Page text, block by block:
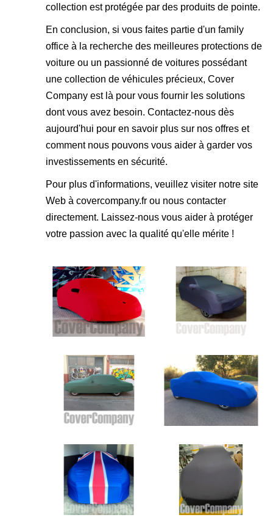
collection est protégée par des produits de pointe.
En conclusion, si vous faites partie d'un family
office à la recherche des meilleures protections de
voiture ou un passionné de voitures possédant
une collection de véhicules précieux, Cover
Company est là pour vous fournir les solutions
dont vous avez besoin. Contactez-nous dès
aujourd'hui pour en savoir plus sur nos offres et
comment nous pouvons vous aider à garder vos
investissements en sécurité.
Pour plus d'informations, veuillez visiter notre site
Web à covercompany.fr ou nous contacter
directement. Laissez-nous vous aider à protéger
votre passion avec la qualité qu'elle mérite !